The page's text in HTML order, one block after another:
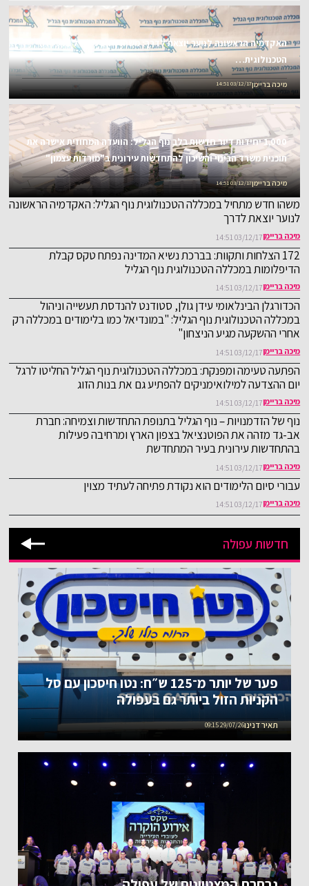
האקדמיה הראשונה לנוער יוצאת לדרך: משהו חדש מתחיל במכללה
הטכנולוגית…
מיכה בריימן03/12/17 14:51
1,000 יחידות דיור חדשות בלב נוף הגליל: הוועדה המחוזית אישרה את
תוכנית משרד הבינוי והשיכון להתחדשות עירונית ב"מורדות עצמון"
מיכה בריימן03/12/17 14:51
משהו חדש מתחיל במכללה הטכנולוגית נוף הגליל: האקדמיה הראשונה
לנוער יוצאת לדרך
מיכה בריימן03/12/17 14:51
172 הצלחות ותקוות: בברכת נשיא המדינה נפתח טקס קבלת
הדיפלומות במכללה הטכנולוגית נוף הגליל
מיכה בריימן03/12/17 14:51
הכדורגלן הבינלאומי עידן גולן, סטודנט להנדסת תעשייה וניהול
במכללה הטכנולוגית נוף הגליל: "במונדיאל כמו בלימודים במכללה רק
אחרי ההשקעה מגיע הניצחון"
מיכה בריימן03/12/17 14:51
הפתעה טעימה ומפנקת: במכללה הטכנולוגית נוף הגליל החליטו לרגל
יום ההצדעה למילואימניקים להפתיע גם את בנות הזוג
מיכה בריימן03/12/17 14:51
נוף של הזדמנויות – נוף הגליל בתנופת התחדשות וצמיחה: חברת
אב-גד מזהה את הפוטנציאל בצפון הארץ ומרחיבה פעילות
בהתחדשות עירונית בעיר המתחדשת
מיכה בריימן03/12/17 14:51
עבורי סיום הלימודים הוא נקודת פתיחה לעתיד מצוין
מיכה בריימן03/12/17 14:51
חדשות עפולה
פער של יותר מ־125 ש״ח: נטו חיסכון עם סל
הקניות הזול ביותר גם בעפולה
תאיר דנינו29/07/26 09:15